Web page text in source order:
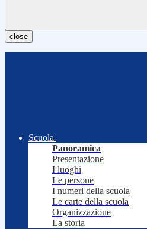
close
Scuola
Panoramica
Presentazione
I luoghi
Le persone
I numeri della scuola
Le carte della scuola
Organizzazione
La storia